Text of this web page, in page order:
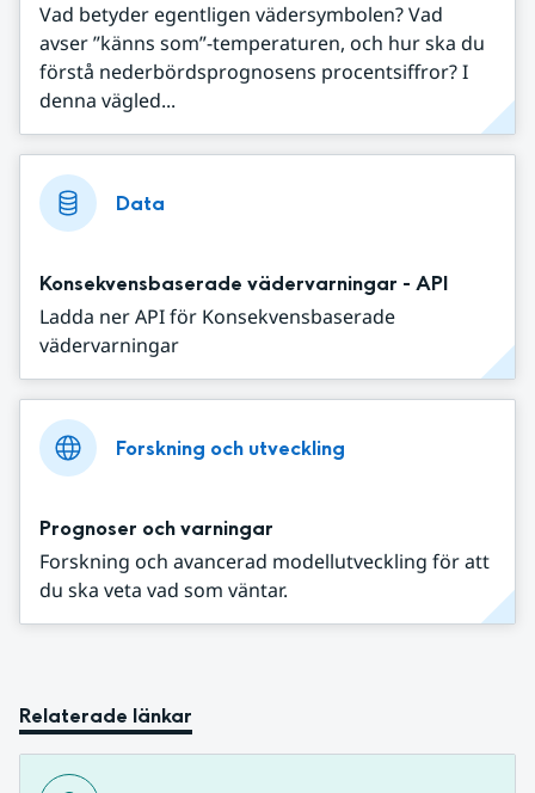
Vad betyder egentligen vädersymbolen? Vad
avser ”känns som”-temperaturen, och hur ska du
förstå nederbördsprognosens procentsiffror? I
denna vägled...
Data
Konsekvensbaserade vädervarningar - API
Ladda ner API för Konsekvensbaserade
vädervarningar
Forskning och utveckling
Prognoser och varningar
Forskning och avancerad modellutveckling för att
du ska veta vad som väntar.
Relaterade länkar